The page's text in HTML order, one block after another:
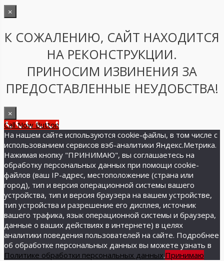
×
К СОЖАЛЕНИЮ, САЙТ НАХОДИТСЯ
НА РЕКОНСТРУКЦИИ.
ПРИНОСИМ ИЗВИНЕНИЯ ЗА
ПРЕДОСТАВЛЕННЫЕ НЕУДОБСТВА!
×
Call Now Button
На нашем сайте используются cookie-файлы, в том числе с
использованием сервисов вэб-аналитики Яндекс.Метрика.
Нажимая кнопку "ПРИНИМАЮ", вы соглашаетесь на
обработку персональных данных при помощи cookie-
файлов (ваш IP-адрес, местоположение (страна или
город), тип и версия операционной системы вашего
устройства, тип и версия браузера на вашем устройстве,
тип устройства и разрешение его дисплея, источник
вашего трафика, язык операционной системы и браузера,
данные о ваших действиях в интернете) в целях
аналитики поведения пользователей на сайте. Подробнее
об обработке персональных данных вы можете узнать в
Политике обработки персональных данных.Принимаю